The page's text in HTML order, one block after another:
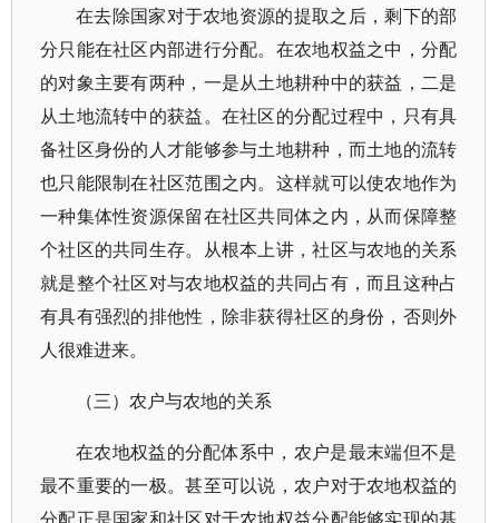
在去除国家对于农地资源的提取之后，剩下的部
分只能在社区内部进行分配。在农地权益之中，分配
的对象主要有两种，一是从土地耕种中的获益，二是
从土地流转中的获益。在社区的分配过程中，只有具
备社区身份的人才能够参与土地耕种，而土地的流转
也只能限制在社区范围之内。这样就可以使农地作为
一种集体性资源保留在社区共同体之内，从而保障整
个社区的共同生存。从根本上讲，社区与农地的关系
就是整个社区对与农地权益的共同占有，而且这种占
有具有强烈的排他性，除非获得社区的身份，否则外
人很难进来。
（三）农户与农地的关系
在农地权益的分配体系中，农户是最末端但不是
最不重要的一极。甚至可以说，农户对于农地权益的